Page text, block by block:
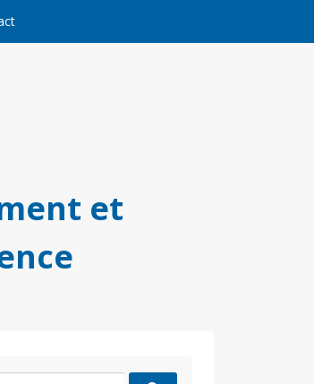
et